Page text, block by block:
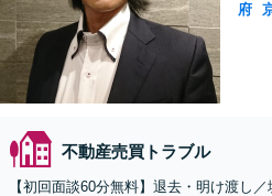
府
不動産売買トラブル
【初回面談60分無料】退去・明け渡し